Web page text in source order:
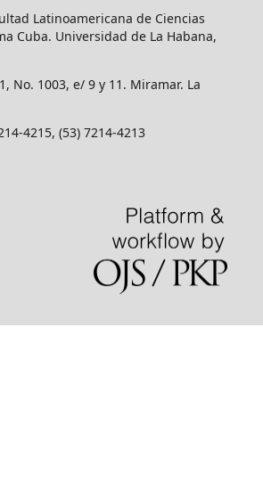
Latinoamericana de Ciencias
Cuba. Universidad de La Habana,
No. 1003, e/ 9 y 11. Miramar. La
4215, (53) 7214-4213